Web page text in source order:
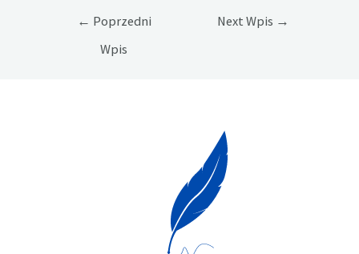
Nawigacja
← Poprzedni
Wpis
Next Wpis →